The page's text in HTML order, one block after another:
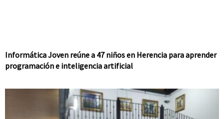
Informática Joven reúne a 47 niños en Herencia para aprender
programación e inteligencia artificial